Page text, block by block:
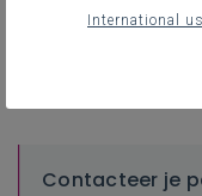
Literatuur,
Contacteer je
International